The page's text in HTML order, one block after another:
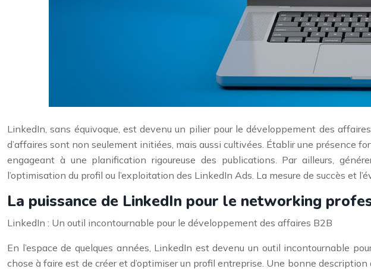
LinkedIn, sans équivoque, est devenu un pilier pour le développement des
d’affaires sont non seulement initiées, mais aussi cultivées. Établir une présence
engageant à une planification rigoureuse des publications. Par ailleurs,
l’optimisation du profil ou l’exploitation des LinkedIn Ads. La mesure de succès et
La puissance de LinkedIn pour le networking
LinkedIn : Un outil incontournable pour le développement des affaires B2B
En l’espace de quelques années, LinkedIn est devenu un outil incontournable
chose à faire est de créer et d’optimiser un profil entreprise. Une bonne